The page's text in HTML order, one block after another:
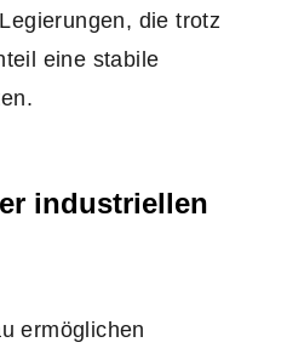
die trotz
eine stabile
industriellen
ermöglichen